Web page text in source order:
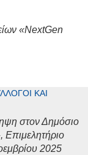
«NextGen
ΚΑΙ
στον Δημόσιο
Επιμελητήριο
2025